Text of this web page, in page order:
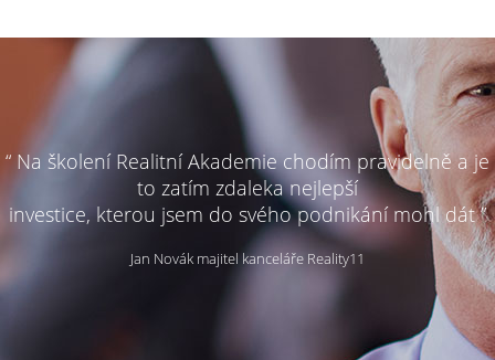
“ Na školení Realitní Akademie chodím pravidelně a je
to zatím zdaleka nejlepší
investice, kterou jsem do svého podnikání mohl dát ”
Jan Novák majitel kanceláře Reality11